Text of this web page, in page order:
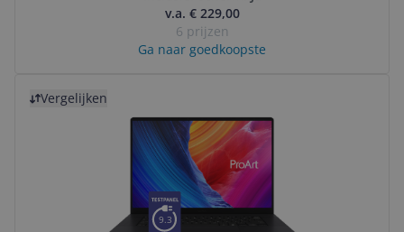
v.a. € 229,00
6 prijzen
Ga naar goedkoopste
Vergelijken
9.3